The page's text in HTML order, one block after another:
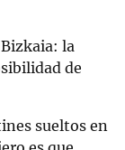
la
de
sueltos en